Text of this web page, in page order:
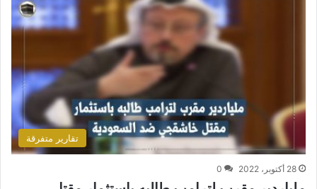
تقارير متفرقة
28 أكتوبر، 2022 0